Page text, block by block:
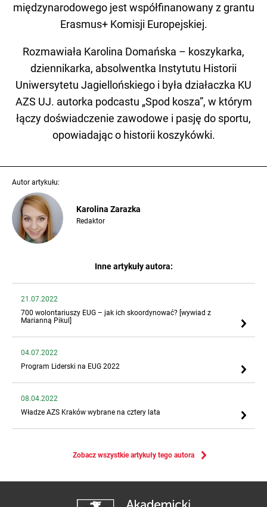
międzynarodowego jest współfinanowany z grantu
Erasmus+ Komisji Europejskiej.
Rozmawiała Karolina Domańska – koszykarka,
dziennikarka, absolwentka Instytutu Historii
Uniwersytetu Jagiellońskiego i była działaczka KU
AZS UJ. autorka podcastu „Spod kosza”, w którym
łączy doświadczenie zawodowe i pasję do sportu,
opowiadając o historii koszykówki.
Autor artykułu:
Karolina Zarazka
Redaktor
Inne artykuły autora:
21.07.2022
700 wolontariuszy EUG – jak ich skoordynować? [wywiad z
Marianną Pikul]
04.07.2022
Program Liderski na EUG 2022
08.04.2022
Władze AZS Kraków wybrane na cztery lata
Zobacz wszystkie artykuły tego autora